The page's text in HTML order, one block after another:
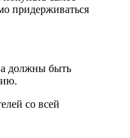
придерживаться
должны быть
со всей